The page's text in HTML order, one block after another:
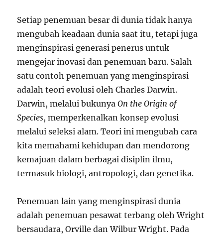
Setiap penemuan besar di dunia tidak hanya
mengubah keadaan dunia saat itu, tetapi juga
menginspirasi generasi penerus untuk
mengejar inovasi dan penemuan baru. Salah
satu contoh penemuan yang menginspirasi
adalah teori evolusi oleh Charles Darwin.
Darwin, melalui bukunyaOn the Origin of
Species, memperkenalkan konsep evolusi
melalui seleksi alam. Teori ini mengubah cara
kita memahami kehidupan dan mendorong
kemajuan dalam berbagai disiplin ilmu,
termasuk biologi, antropologi, dan genetika.
Penemuan lain yang menginspirasi dunia
adalah penemuan pesawat terbang oleh Wright
bersaudara, Orville dan Wilbur Wright. Pada